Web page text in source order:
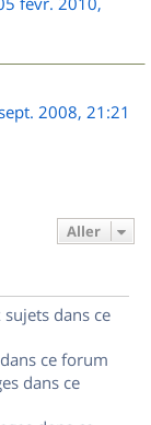
2008, 21:21
Aller
dans ce
ce forum
dans ce